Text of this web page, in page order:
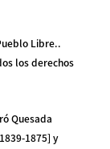
Libre..
los derechos
Quesada
1875] y